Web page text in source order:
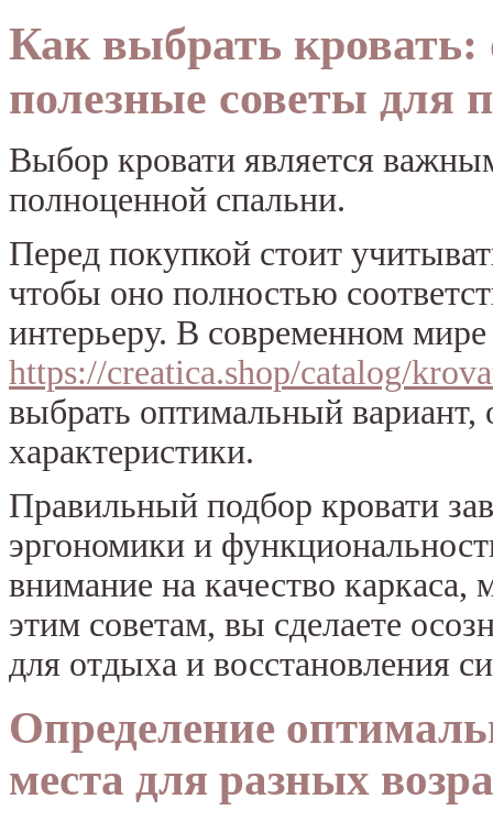
Как выбрать
полезные советы для
Выбор кровати является
полноценной спальни.
Перед покупкой стоит
чтобы оно полностью
интерьеру. В современном
https://creatica.shop/catalog/
выбрать оптимальный вариант,
характеристики.
Правильный подбор кровати
эргономики и
внимание на качество
этим советам, вы сделаете
для отдыха и восстановления
Определение
места для разных